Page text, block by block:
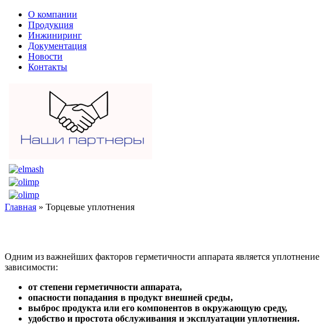
О компании
Продукция
Инжиниринг
Документация
Новости
Контакты
Главная » Торцевые уплотнения
Одним из важнейших факторов герметичности аппарата является
зависимости:
от степени герметичности аппарата,
опасности попадания в продукт внешней среды,
выброс продукта или его компонентов в окружающую среду,
удобство и простота обслуживания и эксплуатации уплотнения.